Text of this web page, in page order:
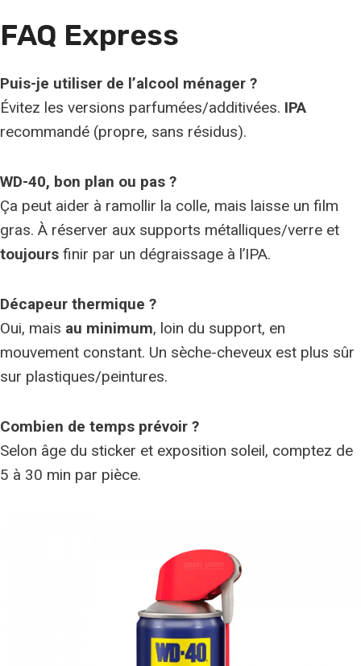
FAQ Express
Puis-je utiliser de l’alcool ménager ?
Évitez les versions parfumées/additivées. IPA
recommandé (propre, sans résidus).
WD-40, bon plan ou pas ?
Ça peut aider à ramollir la colle, mais laisse un film
gras. À réserver aux supports métalliques/verre et
toujours finir par un dégraissage à l’IPA.
Décapeur thermique ?
Oui, mais au minimum, loin du support, en
mouvement constant. Un sèche-cheveux est plus sûr
sur plastiques/peintures.
Combien de temps prévoir ?
Selon âge du sticker et exposition soleil, comptez de
5 à 30 min par pièce.